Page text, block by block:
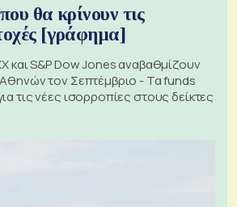
θα κρίνουν τις
[γράφημα]
και S&P Dow Jones αναβαθμίζουν
τον Σεπτέμβριο - Τα funds
τις νέες ισορροπίες στους δείκτες